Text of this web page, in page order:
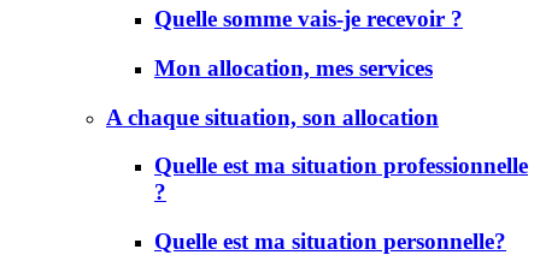
Quelle somme vais-je recevoir ?
Mon allocation, mes services
A chaque situation, son allocation
Quelle est ma situation professionnelle
?
Quelle est ma situation personnelle?